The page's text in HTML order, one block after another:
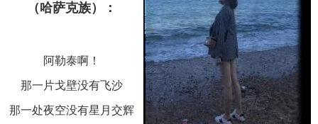
（哈萨克族）：
阿勒泰啊！
那一片戈壁没有飞沙
那一处夜空没有星月交辉